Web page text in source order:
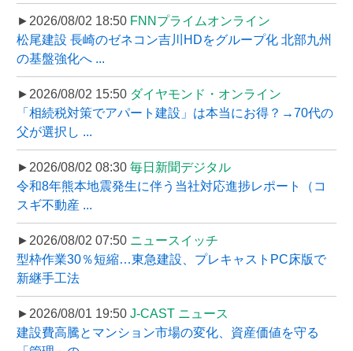
►2026/08/02 18:50 FNNプライムオンライン
松尾建設 長崎のゼネコン吉川HDをグループ化 北部九州
の基盤強化へ ...
►2026/08/02 15:50 ダイヤモンド・オンライン
「相続税対策でアパート建設」は本当にお得？→70代の
父が選択し ...
►2026/08/02 08:30 毎日新聞デジタル
令和8年熊本地震発生に伴う当社対応進捗レポート（コ
スギ不動産 ...
►2026/08/02 07:50 ニュースイッチ
型枠作業30％短縮…東急建設、プレキャストPC床版で
新継手工法
►2026/08/01 19:50 J-CAST ニュース
建設費高騰とマンション市場の変化、資産価値を守る